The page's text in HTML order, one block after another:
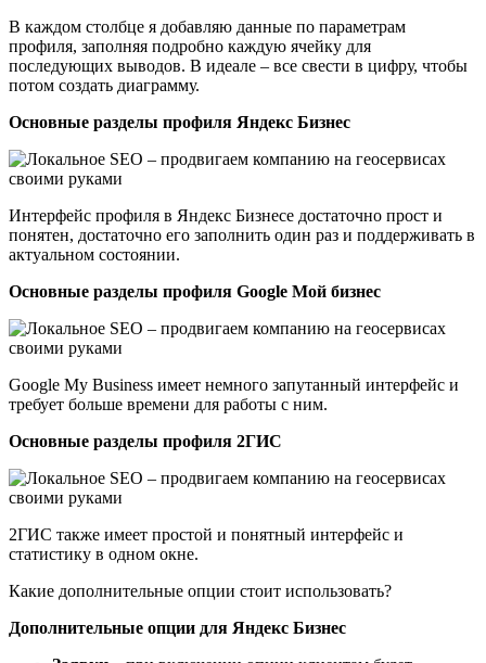
В каждом столбце я добавляю данные по параметрам
профиля, заполняя подробно каждую ячейку для
последующих выводов. В идеале – все свести в цифру, чтобы
потом создать диаграмму.
Основные разделы профиля Яндекс Бизнес
Интерфейс профиля в Яндекс Бизнесе достаточно прост и
понятен, достаточно его заполнить один раз и поддерживать в
актуальном состоянии.
Основные разделы профиля Google Мой бизнес
Google My Business имеет немного запутанный интерфейс и
требует больше времени для работы с ним.
Основные разделы профиля 2ГИС
2ГИС также имеет простой и понятный интерфейс и
статистику в одном окне.
Какие дополнительные опции стоит использовать?
Дополнительные опции для Яндекс Бизнес